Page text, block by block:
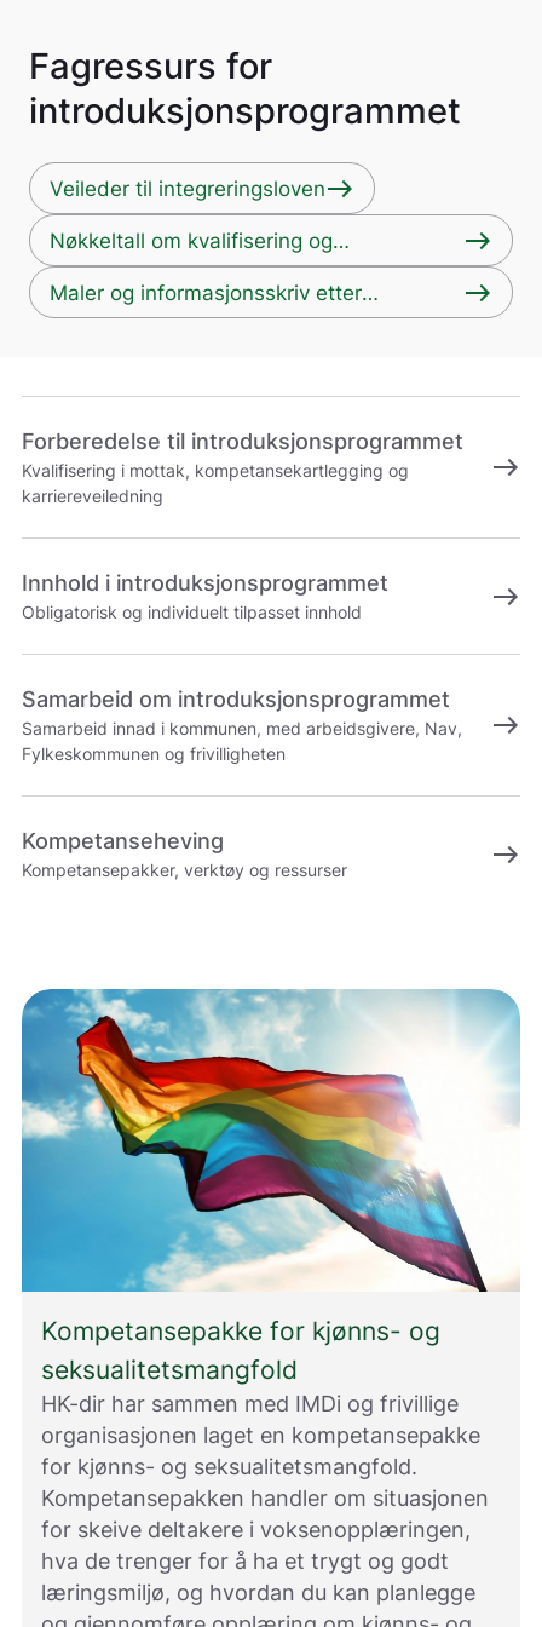
Fagressurs for
introduksjonsprogrammet
Veileder til integreringsloveneast
Nøkkeltall om kvalifisering og
introduksjonsprogrammet
east
Maler og informasjonsskriv etter
integreringsloven og introduksjonsloven.
east
Forberedelse til introduksjonsprogrammet
Kvalifisering i mottak, kompetansekartlegging og
karriereveiledning
east
Innhold i introduksjonsprogrammet
Obligatorisk og individuelt tilpasset innhold east
Samarbeid om introduksjonsprogrammet
Samarbeid innad i kommunen, med arbeidsgivere, Nav,
Fylkeskommunen og frivilligheten
east
Kompetanseheving
Kompetansepakker, verktøy og ressurser east
Kompetansepakke for kjønns- og
seksualitetsmangfold
HK-dir har sammen med IMDi og frivillige
organisasjonen laget en kompetansepakke
for kjønns- og seksualitetsmangfold.
Kompetansepakken handler om situasjonen
for skeive deltakere i voksenopplæringen,
hva de trenger for å ha et trygt og godt
læringsmiljø, og hvordan du kan planlegge